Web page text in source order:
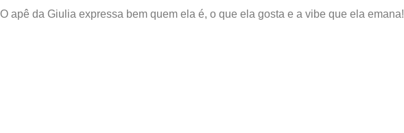
O apê da Giulia expressa bem quem ela é, o que ela gosta e a vibe que ela emana!